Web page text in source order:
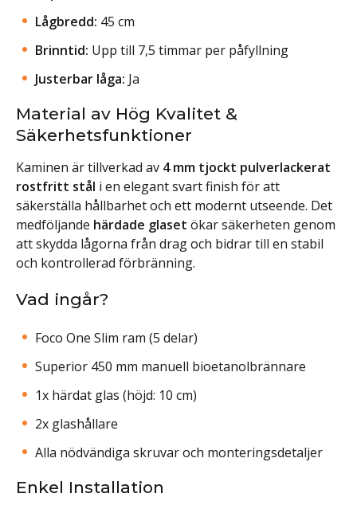
Lågbredd: 45 cm
Brinntid: Upp till 7,5 timmar per påfyllning
Justerbar låga: Ja
Material av Hög Kvalitet &
Säkerhetsfunktioner
Kaminen är tillverkad av 4 mm tjockt pulverlackerat
rostfritt stål i en elegant svart finish för att
säkerställa hållbarhet och ett modernt utseende. Det
medföljande härdade glaset ökar säkerheten genom
att skydda lågorna från drag och bidrar till en stabil
och kontrollerad förbränning.
Vad ingår?
Foco One Slim ram (5 delar)
Superior 450 mm manuell bioetanolbrännare
1x härdat glas (höjd: 10 cm)
2x glashållare
Alla nödvändiga skruvar och monteringsdetaljer
Enkel Installation